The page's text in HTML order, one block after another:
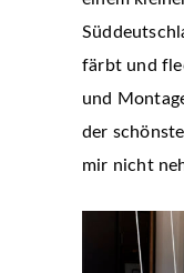
färbt und
und
der
mir nicht